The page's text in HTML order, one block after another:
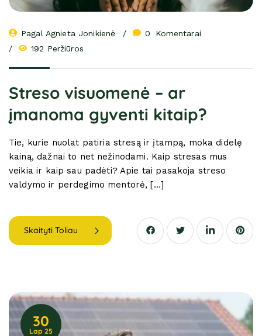
Pagal Agnieta Jonikienė 0
Komentarai
192 Peržiūros
Streso visuomenė – ar
įmanoma gyventi kitaip?
Tie, kurie nuolat patiria stresą ir įtampą, moka didelę
kainą, dažnai to net nežinodami. Kaip stresas mus
veikia ir kaip sau padėti? Apie tai pasakoja streso
valdymo ir perdegimo mentorė, […]
Skaityti Toliau
30
Lap 25